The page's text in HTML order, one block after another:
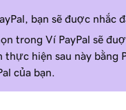
bạn sẽ được nhắc
trong Ví PayPal sẽ
thực hiện sau này bằng
của bạn.